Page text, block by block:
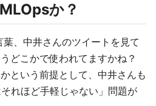
か？
、中井さんのツイートを見て
どこかで使われてますかね？
という前提として、中井さんも
れほど手軽じゃない」問題が